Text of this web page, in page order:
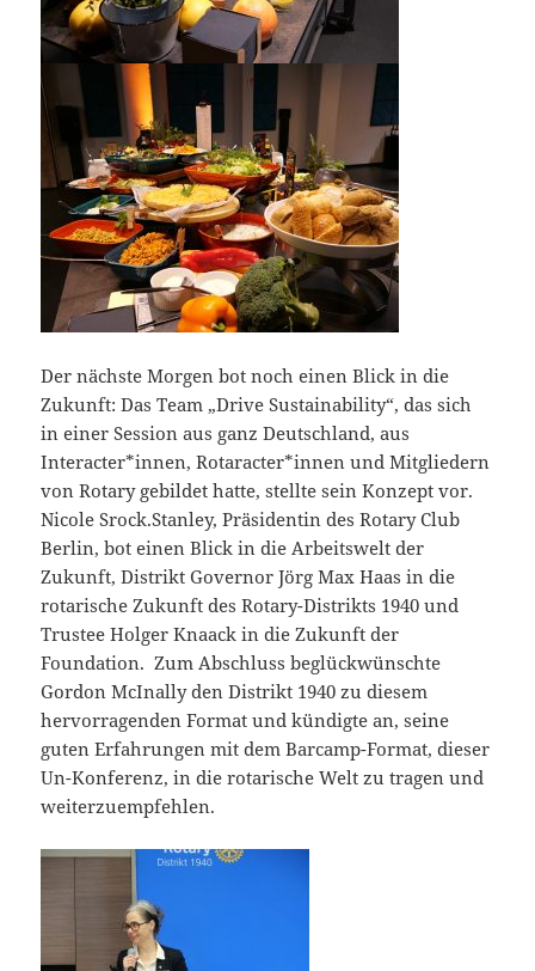
Der nächste Morgen bot noch einen Blick in die
Zukunft: Das Team „Drive Sustainability“, das sich
in einer Session aus ganz Deutschland, aus
Interacter*innen, Rotaracter*innen und Mitgliedern
von Rotary gebildet hatte, stellte sein Konzept vor.
Nicole Srock.Stanley, Präsidentin des Rotary Club
Berlin, bot einen Blick in die Arbeitswelt der
Zukunft, Distrikt Governor Jörg Max Haas in die
rotarische Zukunft des Rotary-Distrikts 1940 und
Trustee Holger Knaack in die Zukunft der
Foundation. Zum Abschluss beglückwünschte
Gordon McInally den Distrikt 1940 zu diesem
hervorragenden Format und kündigte an, seine
guten Erfahrungen mit dem Barcamp-Format, dieser
Un-Konferenz, in die rotarische Welt zu tragen und
weiterzuempfehlen.